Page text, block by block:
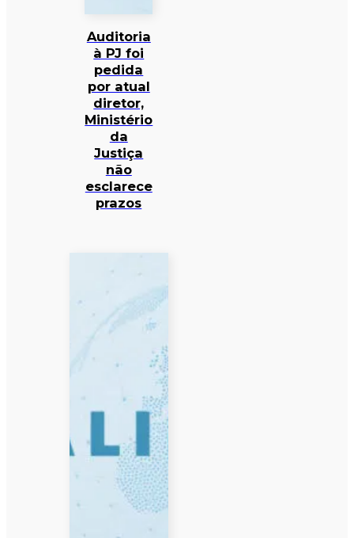
Auditoria
à PJ foi
pedida
por atual
diretor,
Ministério
da
Justiça
não
esclarece
prazos